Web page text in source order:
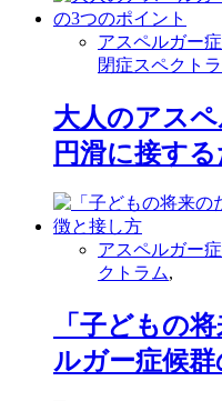
アスペルガー
閉症スペクト
大人のアス
円滑に接す
アスペルガー
クトラム,
「子どもの
ルガー症候